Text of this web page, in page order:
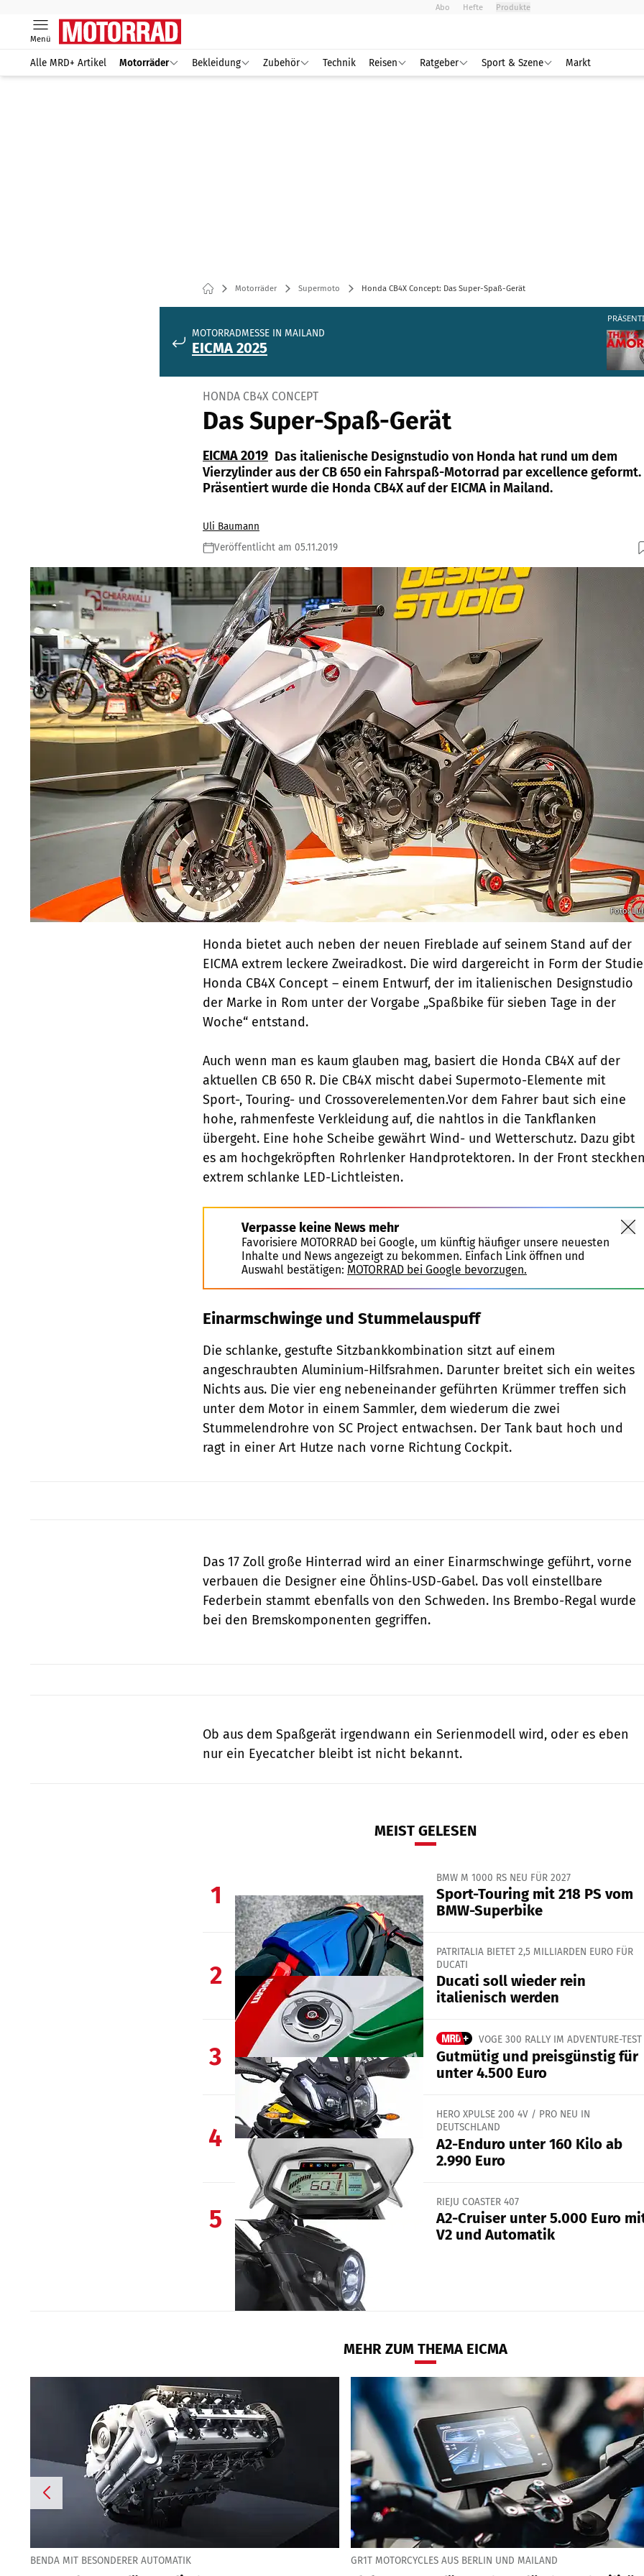
Abo Hefte Produkte
Menü
Alle MRD+ Artikel Motorräder Bekleidung Zubehör Technik Reisen Ratgeber Sport & Szene Markt
Motorräder Supermoto Honda CB4X Concept: Das Super-Spaß-Gerät
MOTORRADMESSE IN MAILAND
EICMA 2025
HONDA CB4X CONCEPT
Das Super-Spaß-Gerät
EICMA 2019 Das italienische Designstudio von Honda hat rund um dem
Vierzylinder aus der CB 650 ein Fahrspaß-Motorrad par excellence geformt.
Präsentiert wurde die Honda CB4X auf der EICMA in Mailand.
Uli Baumann
Veröffentlicht am 05.11.2019
Foto:
Honda bietet auch neben der neuen Fireblade auf seinem Stand auf der
EICMA extrem leckere Zweiradkost. Die wird dargereicht in Form der Studie
Honda CB4X Concept – einem Entwurf, der im italienischen Designstudio
der Marke in Rom unter der Vorgabe „Spaßbike für sieben Tage in der
Woche“ entstand.
Auch wenn man es kaum glauben mag, basiert die Honda CB4X auf der
aktuellen CB 650 R. Die CB4X mischt dabei Supermoto-Elemente mit
Sport-, Touring- und Crossoverelementen.Vor dem Fahrer baut sich eine
hohe, rahmenfeste Verkleidung auf, die nahtlos in die Tankflanken
übergeht. Eine hohe Scheibe gewährt Wind- und Wetterschutz. Dazu gibt
es am hochgekröpften Rohrlenker Handprotektoren. In der Front
extrem schlanke LED-Lichtleisten.
Verpasse keine News mehr
Favorisiere MOTORRAD bei Google, um künftig häufiger unsere neuesten
Inhalte und News angezeigt zu bekommen. Einfach Link öffnen und
Auswahl bestätigen: MOTORRAD bei Google bevorzugen.
Einarmschwinge und Stummelauspuff
Die schlanke, gestufte Sitzbankkombination sitzt auf einem
angeschraubten Aluminium-Hilfsrahmen. Darunter breitet sich ein weites
Nichts aus. Die vier eng nebeneinander geführten Krümmer treffen sich
unter dem Motor in einem Sammler, dem wiederum die zwei
Stummelendrohre von SC Project entwachsen. Der Tank baut hoch und
ragt in einer Art Hutze nach vorne Richtung Cockpit.
Das 17 Zoll große Hinterrad wird an einer Einarmschwinge geführt, vorne
verbauen die Designer eine Öhlins-USD-Gabel. Das voll einstellbare
Federbein stammt ebenfalls von den Schweden. Ins Brembo-Regal wurde
bei den Bremskomponenten gegriffen.
Ob aus dem Spaßgerät irgendwann ein Serienmodell wird, oder es eben
nur ein Eyecatcher bleibt ist nicht bekannt.
MEIST GELESEN
1
BMW M 1000 RS NEU FÜR 2027
Sport-Touring mit 218 PS vom
BMW-Superbike
2
PATRITALIA BIETET 2,5 MILLIARDEN EURO FÜR
DUCATI
Ducati soll wieder rein
italienisch werden
3
VOGE 300 RALLY IM ADVENTURE-TEST
Gutmütig und preisgünstig für
unter 4.500 Euro
4
HERO XPULSE 200 4V / PRO NEU IN
DEUTSCHLAND
A2-Enduro unter 160 Kilo ab
2.990 Euro
5
RIEJU COASTER 407
A2-Cruiser unter 5.000 Euro
V2 und Automatik
MEHR ZUM THEMA EICMA
BENDA MIT BESONDERER AUTOMATIK GR1T MOTORCYCLES AUS BERLIN UND MAILAND